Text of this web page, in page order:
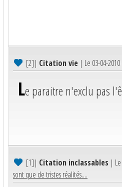
[2]| Citation vie | Le 03-04-
Le paraitre n'exclu pas
[1]| Citation inclassables |
sont que de tristes réalités....